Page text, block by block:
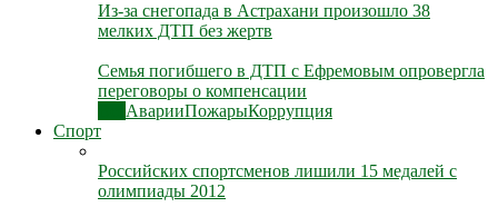
Из-за снегопада в Астрахани произошло 38
мелких ДТП без жертв
Семья погибшего в ДТП с Ефремовым опровергла
переговоры о компенсации
АварииПожарыКоррупция
Спорт
Российских спортсменов лишили 15 медалей с
олимпиады 2012